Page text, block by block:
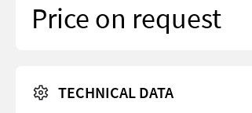
Price on request
TECHNICAL DATA